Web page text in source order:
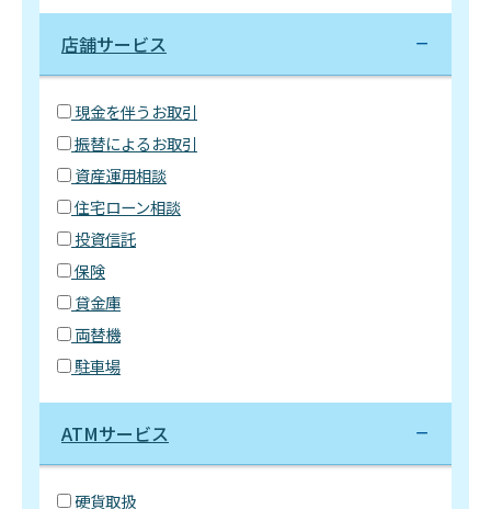
店舗サービス
現金を伴うお取引
振替によるお取引
資産運用相談
住宅ローン相談
投資信託
保険
貸金庫
両替機
駐車場
ATMサービス
硬貨取扱